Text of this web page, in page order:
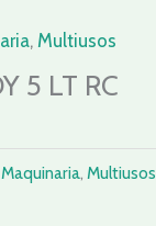
, Multiusos
5 LT RC
Maquinaria, Multiusos